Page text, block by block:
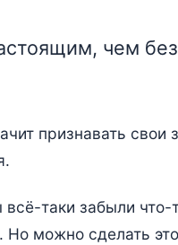
чем
признавать свои
таки забыли
можно сделать